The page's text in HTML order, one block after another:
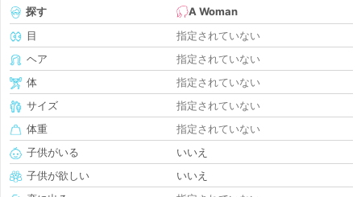
探す
A Woman
目
指定されていない
ヘア
指定されていない
体
指定されていない
サイズ
指定されていない
体重
指定されていない
子供がいる
いいえ
子供が欲しい
いいえ